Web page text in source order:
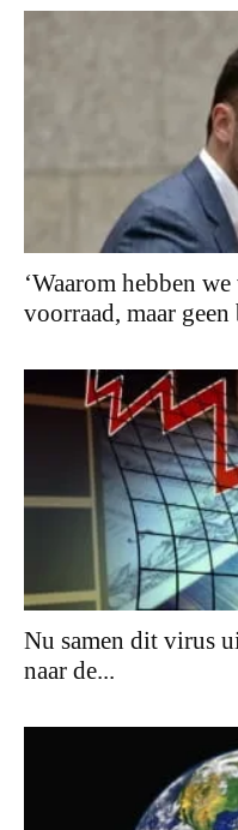
‘Waarom hebben
voorraad, maar geen
Nu samen dit virus
naar de...